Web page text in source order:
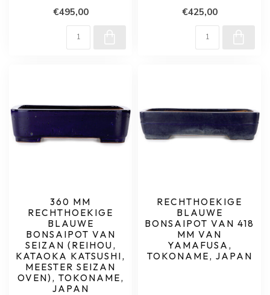
€495,00 €425,00
360 MM
RECHTHOEKIGE
BLAUWE
BONSAIPOT VAN
SEIZAN (REIHOU,
KATAOKA KATSUSHI,
MEESTER SEIZAN
OVEN), TOKONAME,
JAPAN
RECHTHOEKIGE
BLAUWE
BONSAIPOT VAN 418
MM VAN
YAMAFUSA,
TOKONAME, JAPAN